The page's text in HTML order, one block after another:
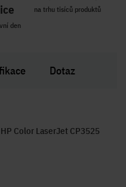
den
na trhu tisíců produktů
Dotaz
Color LaserJet CP3525